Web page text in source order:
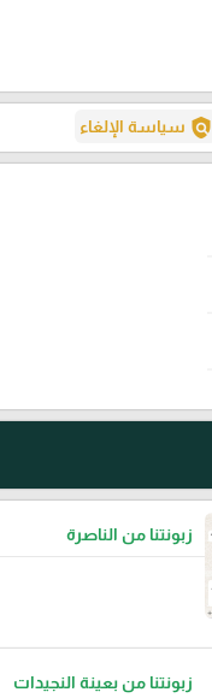
policy سياسة الإلغاء
زبونتنا من الناصرة
زبونتنا من بعينة النجيدات